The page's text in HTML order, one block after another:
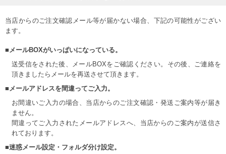
当店からのご注文確認メール等が届かない場合、下記の可能性がござい
ます。
■メールBOXがいっぱいになっている。
送受信をされた後、メールBOXをご確認ください。その後、ご連絡を
頂きましたらメールを再送させて頂きます。
■メールアドレスを間違ってご入力。
お間違いご入力の場合、当店からのご注文確認・発送ご案内等が届き
ません。
間違ってご入力されたメールアドレスへ、当店からのご案内が送信さ
れております。
■迷惑メール設定・フォルダ分け設定。